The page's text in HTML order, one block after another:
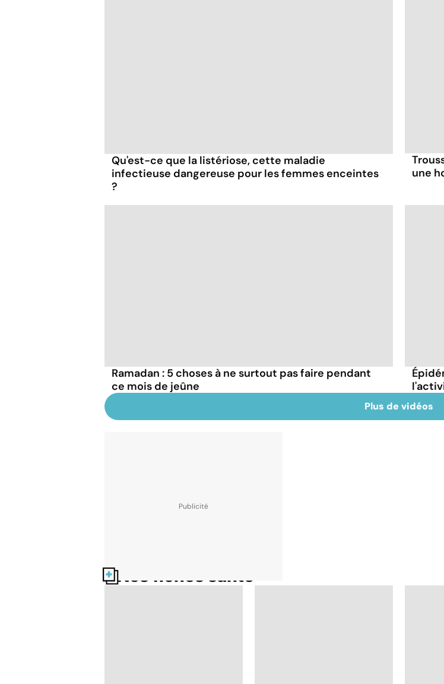
Qu'est-ce que la listériose, cette maladie
infectieuse dangereuse pour les femmes enceintes
?
une
Ramadan : 5 choses à ne surtout pas faire pendant
ce mois de jeûne
Plus de vidéos
Nos fiches santé